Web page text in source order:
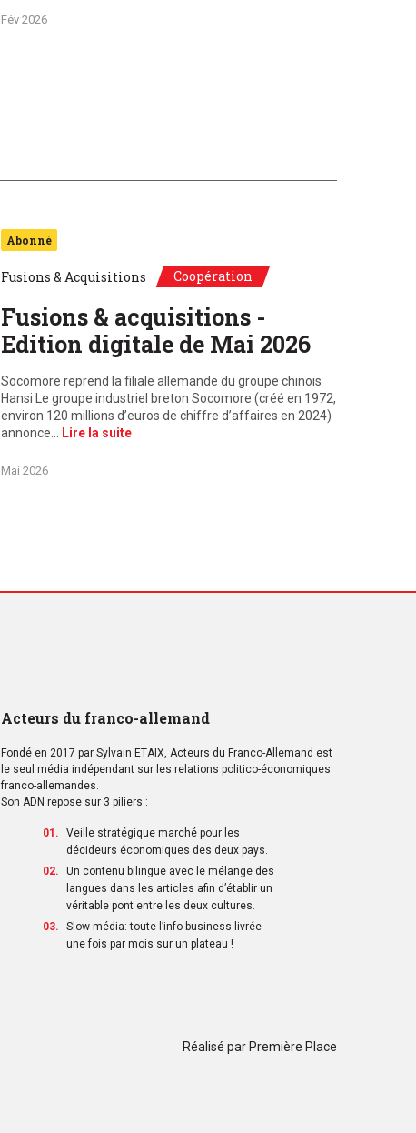
Fév 2026
Abonné
Fusions & Acquisitions Coopération
Fusions & acquisitions -
Edition digitale de Mai 2026
Socomore reprend la filiale allemande du groupe chinois
Hansi Le groupe industriel breton Socomore (créé en 1972,
environ 120 millions d’euros de chiffre d’affaires en 2024)
annonce…
Lire la suite
Mai 2026
Acteurs du franco-allemand
Fondé en 2017 par Sylvain ETAIX, Acteurs du Franco-Allemand est
le seul média indépendant sur les relations politico-économiques
franco-allemandes.
Son ADN repose sur 3 piliers :
Veille stratégique marché pour les
décideurs économiques des deux pays.
Un contenu bilingue avec le mélange des
langues dans les articles afin d’établir un
véritable pont entre les deux cultures.
Slow média: toute l’info business livrée
une fois par mois sur un plateau !
Réalisé par Première Place